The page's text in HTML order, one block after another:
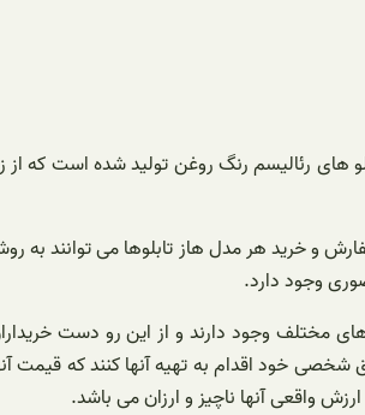
های رئالیسم رنگ روغن تولید شده است که
و خرید هر مدل هاز تابلوها می توانند به
وجود دارد.
مختلف وجود دارند و از این رو دست
شخصی خود اقدام به تهیه آنها کنند که قیمت
واقعی آنها ناچیز و ارزان می باشد.